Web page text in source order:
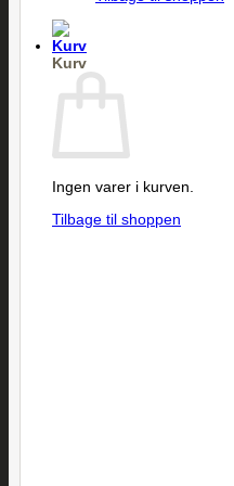
Kurv
Ingen varer i kurven.
Tilbage til shoppen